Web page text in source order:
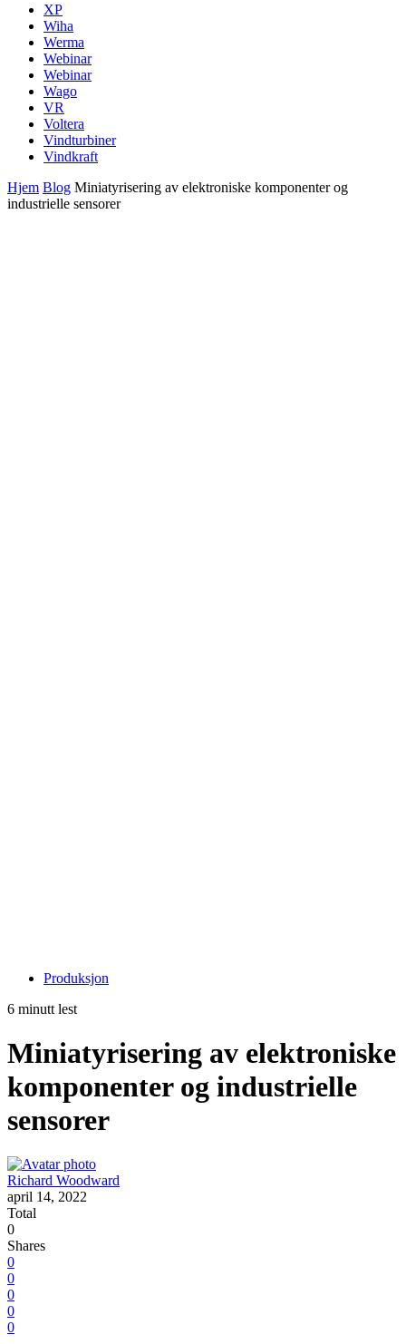
XP
Wiha
Werma
Webinar
Webinar
Wago
VR
Voltera
Vindturbiner
Vindkraft
Hjem Blog Miniatyrisering av elektroniske komponenter og
industrielle sensorer
Produksjon
6 minutt lest
Miniatyrisering av elektroniske
komponenter og industrielle
sensorer
Richard Woodward
april 14, 2022
Total
0
Shares
0
0
0
0
0